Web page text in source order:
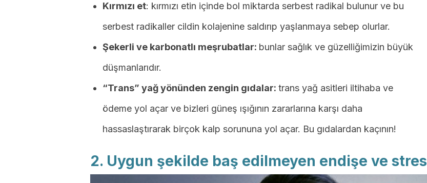
Kırmızı et: kırmızı etin içinde bol miktarda serbest radikal bulunur ve bu
serbest radikaller cildin kolajenine saldırıp yaşlanmaya sebep olurlar.
Şekerli ve karbonatlı meşrubatlar: bunlar sağlık ve güzelliğimizin büyük
düşmanlarıdır.
“Trans” yağ yönünden zengin gıdalar: trans yağ asitleri iltihaba ve
ödeme yol açar ve bizleri güneş ışığının zararlarına karşı daha
hassaslaştırarak birçok kalp sorununa yol açar. Bu gıdalardan kaçının!
2. Uygun şekilde baş edilmeyen endişe ve stres